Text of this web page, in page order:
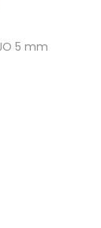
5 mm